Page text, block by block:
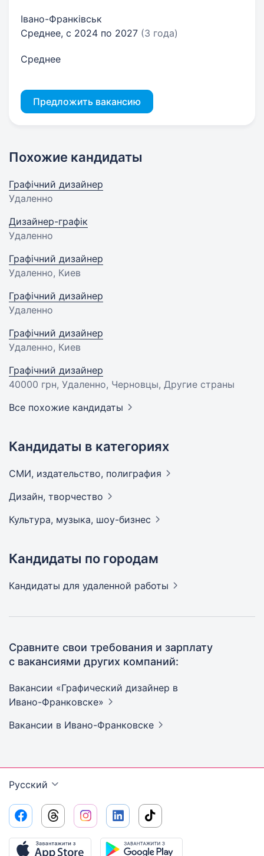
Івано-Франківськ
Среднее, с 2024 по 2027 (3 года)
Среднее
Предложить вакансию
Похожие кандидаты
Графічний дизайнер
Удаленно
Дизайнер-графік
Удаленно
Графічний дизайнер
Удаленно, Киев
Графічний дизайнер
Удаленно
Графічний дизайнер
Удаленно, Киев
Графічний дизайнер
40000 грн, Удаленно, Черновцы, Другие страны
Все похожие кандидаты
Кандидаты в категориях
СМИ, издательство, полиграфия
Дизайн, творчество
Культура, музыка, шоу-бизнес
Кандидаты по городам
Кандидаты для удаленной работы
Сравните свои требования и зарплату
с вакансиями других компаний:
Вакансии «Графический дизайнер в
Ивано-Франковске»
Вакансии в Ивано-Франковске
Русский